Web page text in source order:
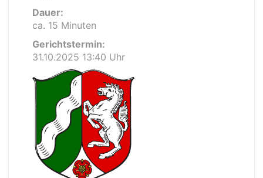
Dauer:
ca. 15 Minuten
Gerichtstermin:
31.10.2025 13:40 Uhr